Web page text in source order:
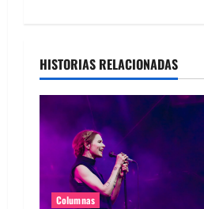
a
c
i
n
HISTORIAS RELACIONADAS
Columnas